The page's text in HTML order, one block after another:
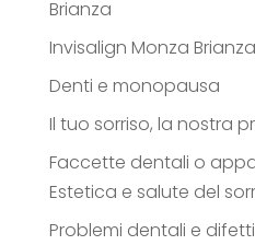
Brianza
Invisalign Monza
Denti e monopausa
Il tuo sorriso, la nostra
Faccette dentali o
Estetica e salute del
Problemi dentali e